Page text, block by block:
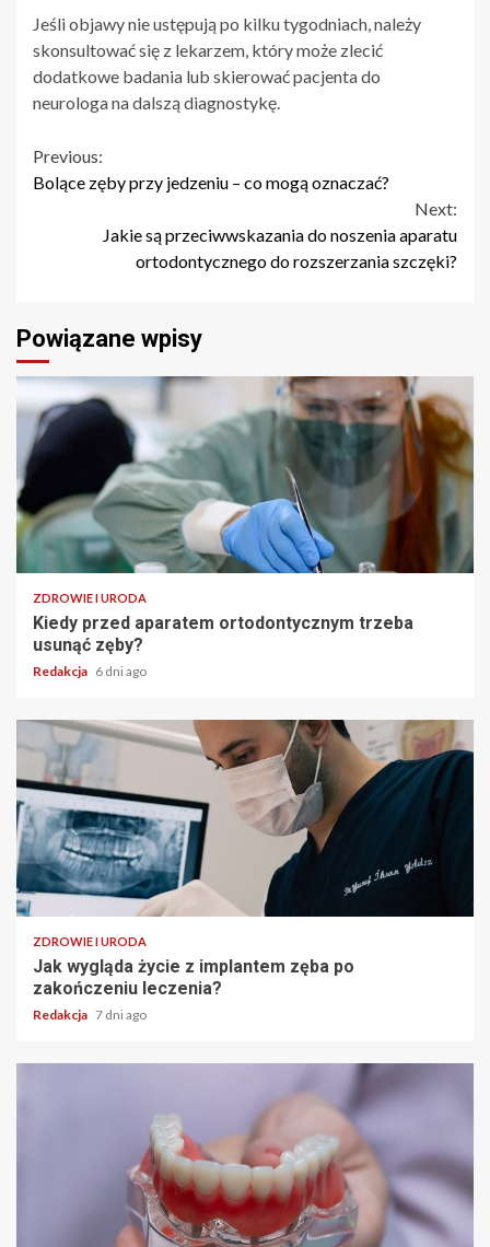
Jeśli objawy nie ustępują po kilku tygodniach, należy
skonsultować się z lekarzem, który może zlecić
dodatkowe badania lub skierować pacjenta do
neurologa na dalszą diagnostykę.
Continue
Previous:
Bolące zęby przy jedzeniu – co mogą oznaczać?
Next:
Jakie są przeciwwskazania do noszenia aparatu
ortodontycznego do rozszerzania szczęki?
Powiązane wpisy
ZDROWIE I URODA
Kiedy przed aparatem ortodontycznym trzeba
usunąć zęby?
Redakcja 6 dni ago
ZDROWIE I URODA
Jak wygląda życie z implantem zęba po
zakończeniu leczenia?
Redakcja 7 dni ago